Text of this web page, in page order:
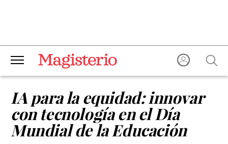
IA para la equidad: innovar
con tecnología en el Día
Mundial de la Educación